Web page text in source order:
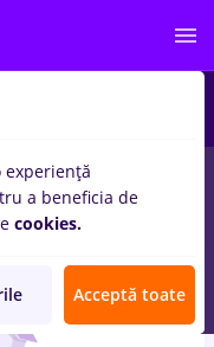
pentru
Medicina / Sanatate
experiență
a beneficia de
cookies.
Acceptă toate